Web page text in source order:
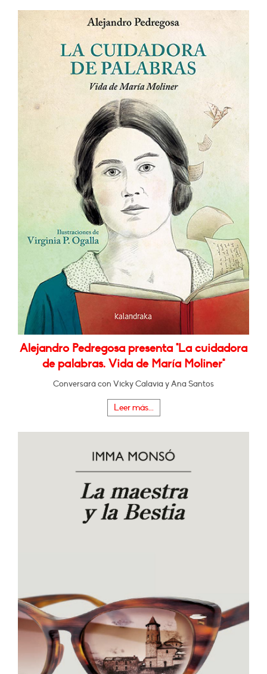
Alejandro Pedregosa presenta "La cuidadora
de palabras. Vida de María Moliner"
Conversará con Vicky Calavia y Ana Santos
Leer más...